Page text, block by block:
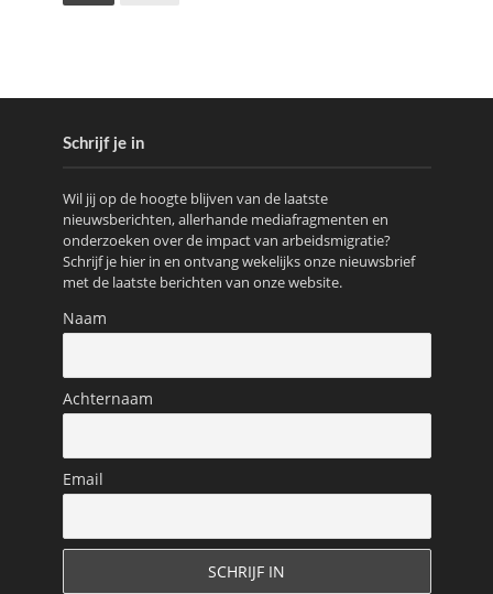
Schrijf je in
Wil jij op de hoogte blijven van de laatste
nieuwsberichten, allerhande mediafragmenten en
onderzoeken over de impact van arbeidsmigratie?
Schrijf je hier in en ontvang wekelijks onze nieuwsbrief
met de laatste berichten van onze website.
Naam
Achternaam
Email